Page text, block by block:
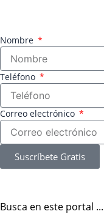
Nombre
Teléfono
Correo electrónico
Suscríbete Gratis
Busca en este portal ...